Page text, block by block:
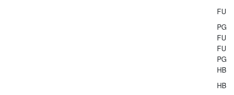
FU
PG
FU
FU
PG
HB
HB